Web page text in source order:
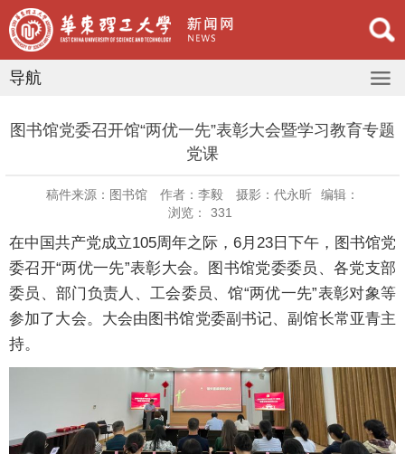
导航
图书馆党委召开馆“两优一先”表彰大会暨学习教育专题
党课
稿件来源：图书馆 作者：李毅 摄影：代永昕
编辑：
浏览：
331
在中国共产党成立105周年之际，6月23日下午，图书馆党
委召开“两优一先”表彰大会。图书馆党委委员、各党支部
委员、部门负责人、工会委员、馆“两优一先”表彰对象等
参加了大会。大会由图书馆党委副书记、副馆长常亚青主
持。